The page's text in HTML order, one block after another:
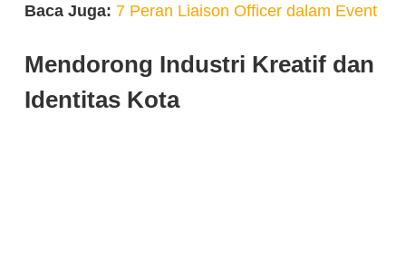
Baca Juga: 7 Peran Liaison Officer dalam Event
Mendorong Industri Kreatif dan
Identitas Kota